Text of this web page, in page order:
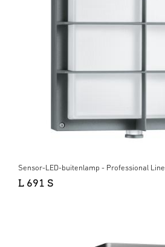
Sensor-LED-buitenlamp - Professional Line
L 691 S